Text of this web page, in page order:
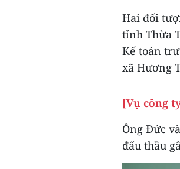
Hai đối
tỉnh Thừa
Kế toán
xã Hương
[Vụ công
Ông Đức
đấu thầu